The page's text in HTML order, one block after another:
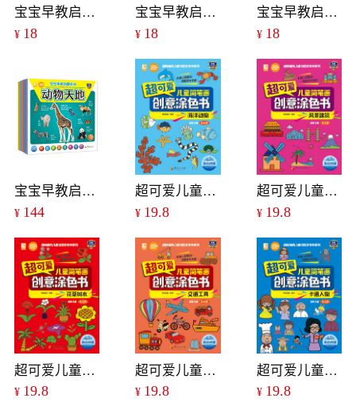
宝宝早教启蒙全书：水果蔬菜
¥ 18
宝宝早教启蒙全书：形状颜色
¥ 18
宝宝早教启蒙全书：早读唐诗
¥ 18
宝宝早教启蒙全书（一套8本）
¥ 144
超可爱儿童简笔画创意涂色书：海洋动物
¥ 19.8
超可爱儿童简笔画创意涂色书：风景建筑
¥ 19.8
超可爱儿童简笔画创意涂色书：花草树木
¥ 19.8
超可爱儿童简笔画创意涂色书：交通工具
¥ 19.8
超可爱儿童简笔画创意涂色书：卡通人物
¥ 19.8